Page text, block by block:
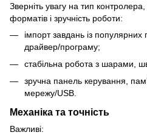
Зверніть увагу на тип
форматів і зручність роботи:
імпорт завдань із популярних
драйвер/програму;
стабільна робота з шарами,
зручна панель керування,
мережу/USB.
Механіка та точність
Важливі: